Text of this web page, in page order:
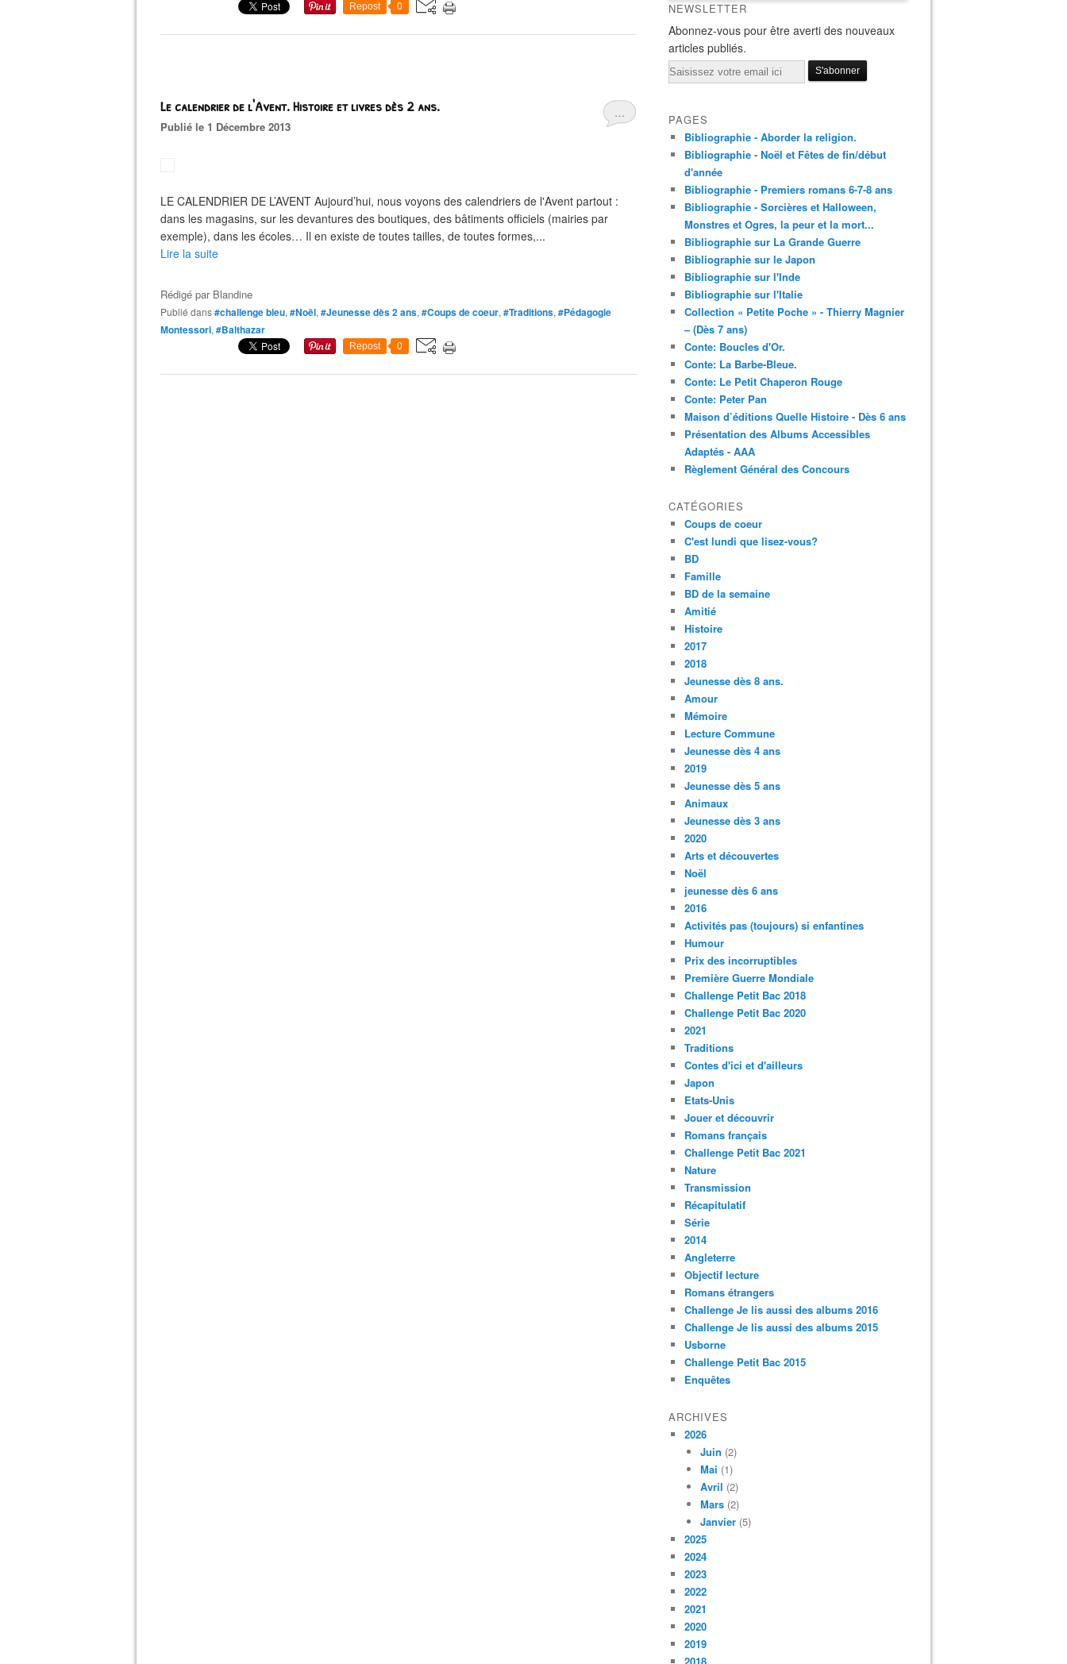
Repost 0
…
Le calendrier de l'Avent. Histoire et livres dès 2 ans.
Publié le 1 Décembre 2013
LE CALENDRIER DE L’AVENT Aujourd’hui, nous voyons des calendriers de l'Avent partout :
dans les magasins, sur les devantures des boutiques, des bâtiments officiels (mairies par
exemple), dans les écoles… Il en existe de toutes tailles, de toutes formes,...
Lire la suite
Rédigé par Blandine
Publié dans#challenge bleu, #Noël, #Jeunesse dès 2 ans, #Coups de coeur, #Traditions, #Pédagogie
Montessori, #Balthazar
Repost 0
NEWSLETTER
Abonnez-vous pour être averti des nouveaux
articles publiés.
Email
PAGES
Bibliographie - Aborder la religion.
Bibliographie - Noël et Fêtes de fin/début
d'année
Bibliographie - Premiers romans 6-7-8 ans
Bibliographie - Sorcières et Halloween,
Monstres et Ogres, la peur et la mort...
Bibliographie sur La Grande Guerre
Bibliographie sur le Japon
Bibliographie sur l'Inde
Bibliographie sur l'Italie
Collection « Petite Poche » - Thierry Magnier
– (Dès 7 ans)
Conte: Boucles d'Or.
Conte: La Barbe-Bleue.
Conte: Le Petit Chaperon Rouge
Conte: Peter Pan
Maison d’éditions Quelle Histoire - Dès 6 ans
Présentation des Albums Accessibles
Adaptés - AAA
Règlement Général des Concours
CATÉGORIES
Coups de coeur
C'est lundi que lisez-vous?
BD
Famille
BD de la semaine
Amitié
Histoire
2017
2018
Jeunesse dès 8 ans.
Amour
Mémoire
Lecture Commune
Jeunesse dès 4 ans
2019
Jeunesse dès 5 ans
Animaux
Jeunesse dès 3 ans
2020
Arts et découvertes
Noël
jeunesse dès 6 ans
2016
Activités pas (toujours) si enfantines
Humour
Prix des incorruptibles
Première Guerre Mondiale
Challenge Petit Bac 2018
Challenge Petit Bac 2020
2021
Traditions
Contes d'ici et d'ailleurs
Japon
Etats-Unis
Jouer et découvrir
Romans français
Challenge Petit Bac 2021
Nature
Transmission
Récapitulatif
Série
2014
Angleterre
Objectif lecture
Romans étrangers
Challenge Je lis aussi des albums 2016
Challenge Je lis aussi des albums 2015
Usborne
Challenge Petit Bac 2015
Enquêtes
ARCHIVES
2026
Juin (2)
Mai (1)
Avril (2)
Mars (2)
Janvier (5)
2025
2024
2023
2022
2021
2020
2019